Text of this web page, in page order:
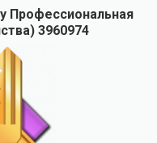
Профессиональная
3960974